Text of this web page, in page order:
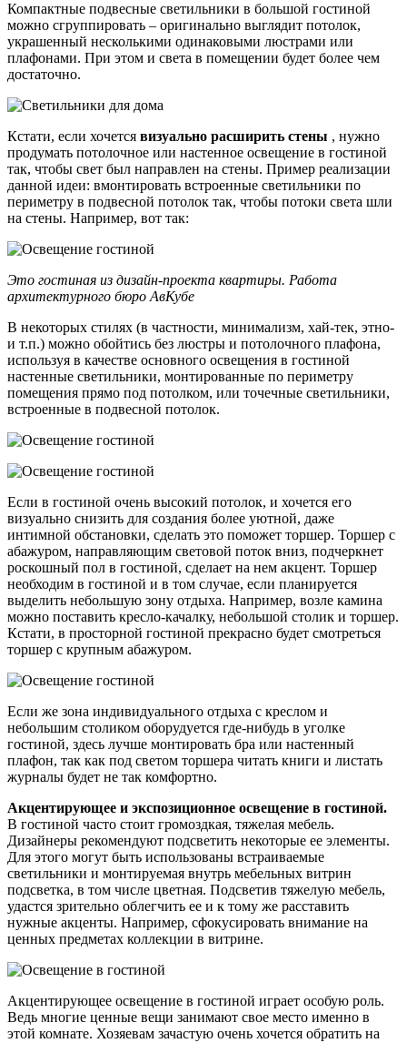
Компактные подвесные светильники в большой гостиной
можно сгруппировать – оригинально выглядит потолок,
украшенный несколькими одинаковыми люстрами или
плафонами. При этом и света в помещении будет более чем
достаточно.
Кстати, если хочется визуально расширить стены , нужно
продумать потолочное или настенное освещение в гостиной
так, чтобы свет был направлен на стены. Пример реализации
данной идеи: вмонтировать встроенные светильники по
периметру в подвесной потолок так, чтобы потоки света шли
на стены. Например, вот так:
Это гостиная из дизайн-проекта квартиры. Работа
архитектурного бюро АвКубе
В некоторых стилях (в частности, минимализм, хай-тек, этно-
и т.п.) можно обойтись без люстры и потолочного плафона,
используя в качестве основного освещения в гостиной
настенные светильники, монтированные по периметру
помещения прямо под потолком, или точечные светильники,
встроенные в подвесной потолок.
Если в гостиной очень высокий потолок, и хочется его
визуально снизить для создания более уютной, даже
интимной обстановки, сделать это поможет торшер. Торшер с
абажуром, направляющим световой поток вниз, подчеркнет
роскошный пол в гостиной, сделает на нем акцент. Торшер
необходим в гостиной и в том случае, если планируется
выделить небольшую зону отдыха. Например, возле камина
можно поставить кресло-качалку, небольшой столик и торшер.
Кстати, в просторной гостиной прекрасно будет смотреться
торшер с крупным абажуром.
Если же зона индивидуального отдыха с креслом и
небольшим столиком оборудуется где-нибудь в уголке
гостиной, здесь лучше монтировать бра или настенный
плафон, так как под светом торшера читать книги и листать
журналы будет не так комфортно.
Акцентирующее и экспозиционное освещение в гостиной.
В гостиной часто стоит громоздкая, тяжелая мебель.
Дизайнеры рекомендуют подсветить некоторые ее элементы.
Для этого могут быть использованы встраиваемые
светильники и монтируемая внутрь мебельных витрин
подсветка, в том числе цветная. Подсветив тяжелую мебель,
удастся зрительно облегчить ее и к тому же расставить
нужные акценты. Например, сфокусировать внимание на
ценных предметах коллекции в витрине.
Акцентирующее освещение в гостиной играет особую роль.
Ведь многие ценные вещи занимают свое место именно в
этой комнате. Хозяевам зачастую очень хочется обратить на